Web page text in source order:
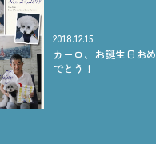
2018.12.15
カーロ、お誕生日おめ
でとう！